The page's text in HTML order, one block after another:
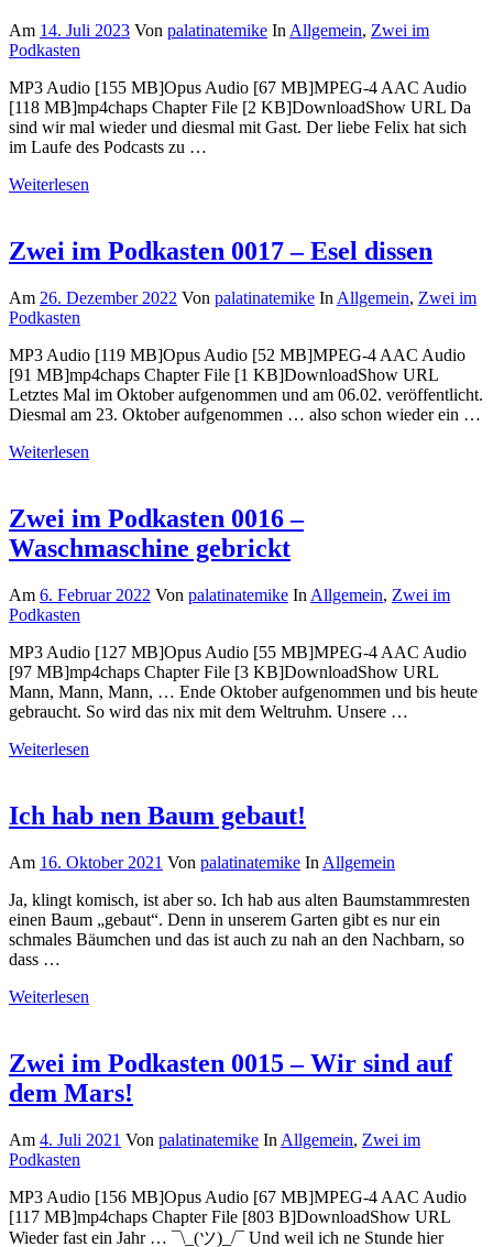
Am 14. Juli 2023 Von palatinatemike In Allgemein, Zwei im
Podkasten
MP3 Audio [155 MB]Opus Audio [67 MB]MPEG-4 AAC Audio
[118 MB]mp4chaps Chapter File [2 KB]DownloadShow URL Da
sind wir mal wieder und diesmal mit Gast. Der liebe Felix hat sich
im Laufe des Podcasts zu …
Weiterlesen
Zwei im Podkasten 0017 – Esel dissen
Am 26. Dezember 2022 Von palatinatemike In Allgemein, Zwei im
Podkasten
MP3 Audio [119 MB]Opus Audio [52 MB]MPEG-4 AAC Audio
[91 MB]mp4chaps Chapter File [1 KB]DownloadShow URL
Letztes Mal im Oktober aufgenommen und am 06.02. veröffentlicht.
Diesmal am 23. Oktober aufgenommen … also schon wieder ein …
Weiterlesen
Zwei im Podkasten 0016 –
Waschmaschine gebrickt
Am 6. Februar 2022 Von palatinatemike In Allgemein, Zwei im
Podkasten
MP3 Audio [127 MB]Opus Audio [55 MB]MPEG-4 AAC Audio
[97 MB]mp4chaps Chapter File [3 KB]DownloadShow URL
Mann, Mann, Mann, … Ende Oktober aufgenommen und bis heute
gebraucht. So wird das nix mit dem Weltruhm. Unsere …
Weiterlesen
Ich hab nen Baum gebaut!
Am 16. Oktober 2021 Von palatinatemike In Allgemein
Ja, klingt komisch, ist aber so. Ich hab aus alten Baumstammresten
einen Baum „gebaut“. Denn in unserem Garten gibt es nur ein
schmales Bäumchen und das ist auch zu nah an den Nachbarn, so
dass …
Weiterlesen
Zwei im Podkasten 0015 – Wir sind auf
dem Mars!
Am 4. Juli 2021 Von palatinatemike In Allgemein, Zwei im
Podkasten
MP3 Audio [156 MB]Opus Audio [67 MB]MPEG-4 AAC Audio
[117 MB]mp4chaps Chapter File [803 B]DownloadShow URL
Wieder fast ein Jahr … ¯\_(ツ)_/¯ Und weil ich ne Stunde hier